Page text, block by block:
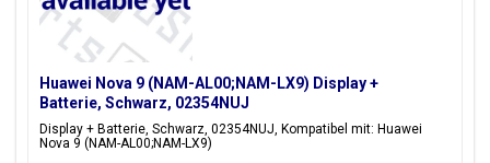
Huawei Nova 9 (NAM-AL00;NAM-LX9) Display +
Batterie, Schwarz, 02354NUJ
Display + Batterie, Schwarz, 02354NUJ, Kompatibel mit: Huawei
Nova 9 (NAM-AL00;NAM-LX9)